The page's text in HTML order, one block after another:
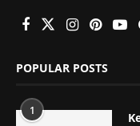
POPULAR POSTS
1